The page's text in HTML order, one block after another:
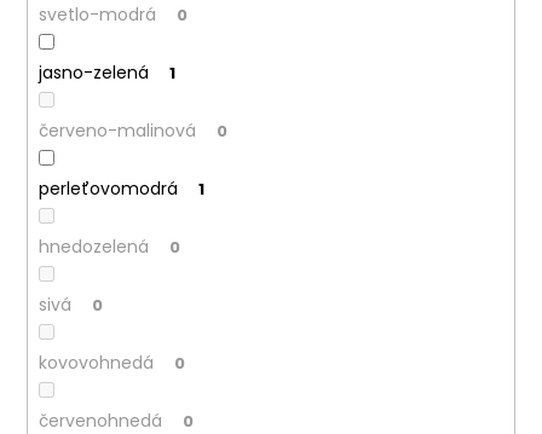
svetlo-modrá 0
jasno-zelená 1
červeno-malinová 0
perleťovomodrá 1
hnedozelená 0
sivá 0
kovovohnedá 0
červenohnedá 0